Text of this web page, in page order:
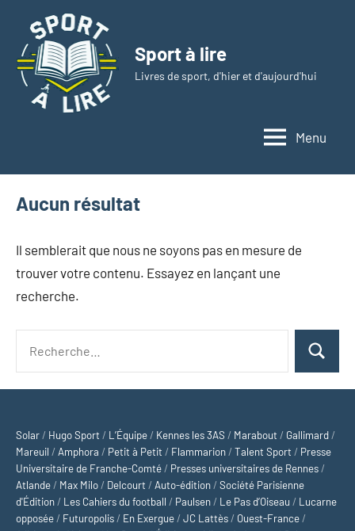
contenu
Sport à lire
Livres de sport, d'hier et d'aujourd'hui
Menu
Aucun résultat
Il semblerait que nous ne soyons pas en mesure de
trouver votre contenu. Essayez en lançant une
recherche.
Solar / Hugo Sport / L’Équipe / Kennes les 3AS / Marabout / Gallimard /
Mareuil / Amphora / Petit à Petit / Flammarion /Talent Sport / Presse
Universitaire de Franche-Comté / Presses universitaires de Rennes /
Atlande / Max Milo / Delcourt / Auto-édition /Société Parisienne
d'Édition / Les Cahiers du football / Paulsen / Le Pas d’Oiseau / Lucarne
opposée / Futuropolis / En Exergue /JC Lattès / Ouest-France /